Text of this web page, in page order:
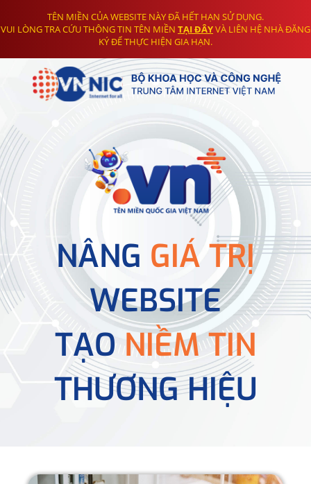
TÊN MIỀN CỦA WEBSITE NÀY ĐÃ HẾT HẠN SỬ DỤNG.
VUI LÒNG TRA CỨU THÔNG TIN TÊN MIỀN TẠI ĐÂYVÀ LIÊN HỆ NHÀ ĐĂNG
KÝ ĐỂ THỰC HIỆN GIA HẠN.
NÂNG GIÁ TRỊ
WEBSITE
TẠONIỀM TIN
THƯƠNG HIỆU